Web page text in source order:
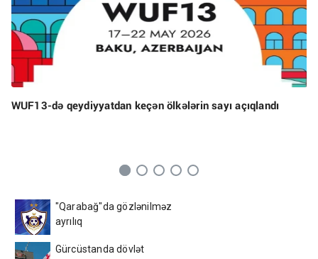
WUF13-də qeydiyyatdan keçən ölkələrin sayı açıqlandı
"Qarabağ"da gözlənilməz
ayrılıq
Gürcüstanda dövlət